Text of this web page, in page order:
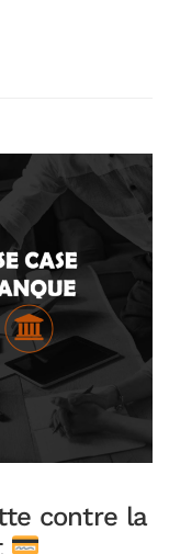
contre la